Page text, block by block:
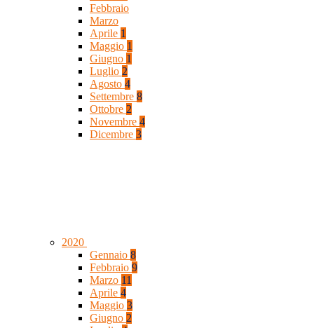
Febbraio
Marzo
Aprile 1
Maggio 1
Giugno 1
Luglio 2
Agosto 4
Settembre 8
Ottobre 2
Novembre 4
Dicembre 3
2020
Gennaio 8
Febbraio 9
Marzo 11
Aprile 4
Maggio 3
Giugno 2